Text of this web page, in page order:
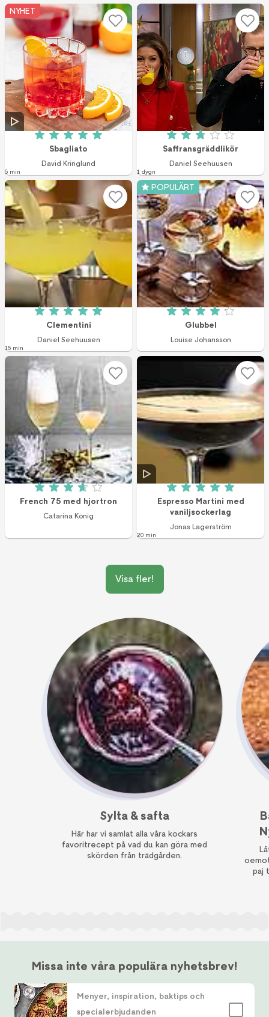
NYHET
Betyg: 5 av 5 (5 röster)
Sbagliato
David Kringlund
5 min
Betyg: 2.8 av 5
Saffransgräddlikör
Daniel Seehuusen
1 dygn
Betyg: 5 av 5 (1 röster)
Clementini
Daniel Seehuusen
15 min
POPULÄRT
Betyg: 4.1 av 5
Glubbel
Louise Johansson
Betyg: 3.7 av 5 (46 röster)
French 75 med hjortron
Catarina König
Betyg: 5 av 5 (1
Espresso Martini med
vaniljsockerlag
Jonas Lagerström
20 min
Visa fler!
Sylta & safta
Här har vi samlat alla våra kockars
favoritrecept på vad du kan göra med
skörden från trädgården.
paj
Missa inte våra populära nyhetsbrev!
Menyer, inspiration, baktips och
specialerbjudanden